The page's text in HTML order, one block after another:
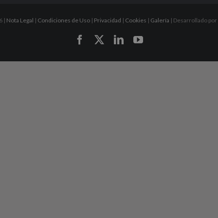
| Nota Legal | Condiciones de Uso| Privacidad | Cookies | Galería | Desarrollado por
FacebookLinkedInYouTube